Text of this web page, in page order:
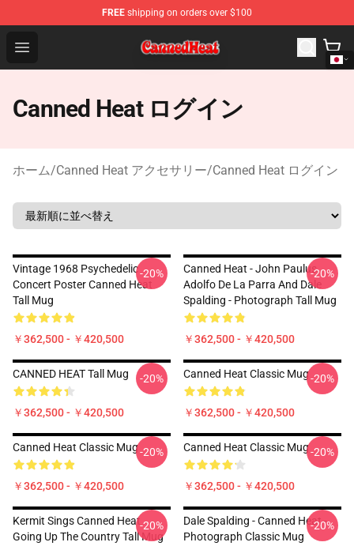
FREE shipping on orders over $100
Open menu
Canned Heat Store - Official Canned Heat Merchandise
Canned Heat ログイン
ホーム/Canned Heat アクセサリー/Canned Heat ログイン
Vintage 1968 Psychedelic
Concert Poster Canned Heat
Tall Mug
￥362,500 - ￥420,500
-20%
Canned Heat - John Paulus,
Adolfo De La Parra And Dale
Spalding - Photograph Tall Mug
￥362,500 - ￥420,500
-20%
CANNED HEAT Tall Mug
￥362,500 - ￥420,500
-20% Canned Heat Classic Mug
￥362,500 - ￥420,500
-20%
Canned Heat Classic Mug
￥362,500 - ￥420,500
-20% Canned Heat Classic Mug
￥362,500 - ￥420,500
-20%
Kermit Sings Canned Heat
Going Up The Country Tall Mug
-20%
Dale Spalding - Canned Heat -
Photograph Classic Mug
-20%